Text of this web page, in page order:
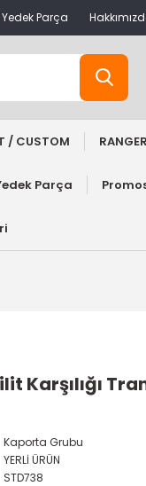
Parça
/ CUSTOM RANGER
Parça
Karşılığı
Kaporta Grubu
YERLİ ÜRÜN
STD738